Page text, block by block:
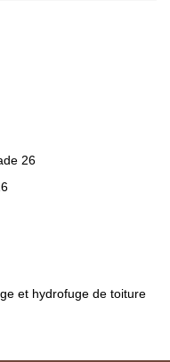
26
et hydrofuge de toiture